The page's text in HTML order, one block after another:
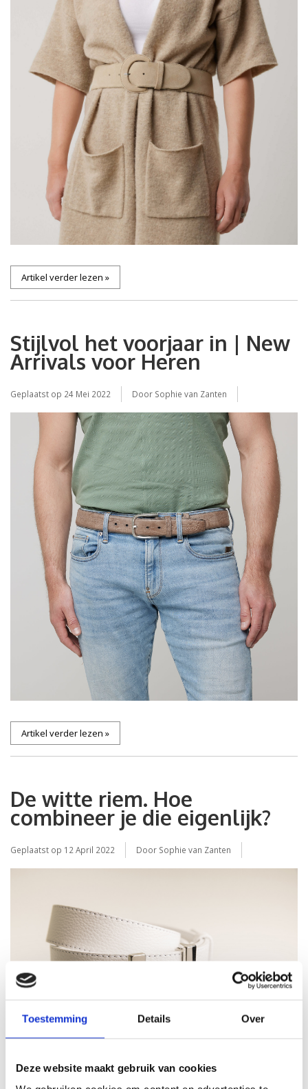
Toestemming Details Over
Deze website maakt gebruik van cookies
Artikel verder lezen »
Stijlvol het voorjaar in | New
Arrivals voor Heren
Geplaatst op 24 Mei 2022 Door Sophie van Zanten
Artikel verder lezen »
De witte riem. Hoe
combineer je die eigenlijk?
Geplaatst op 12 April 2022 Door Sophie van Zanten